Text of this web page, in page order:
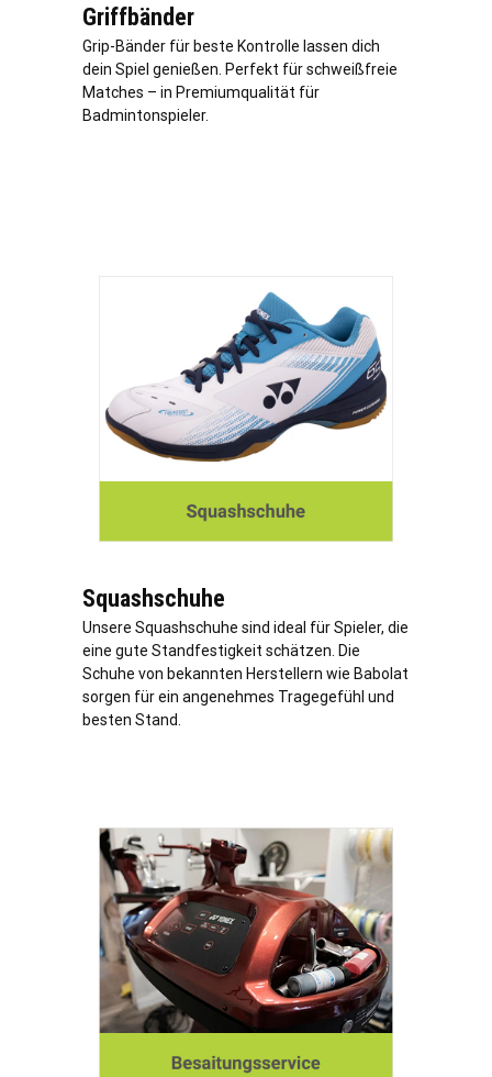
Griffbänder
Grip-Bänder für beste Kontrolle lassen dich
dein Spiel genießen. Perfekt für schweißfreie
Matches – in Premiumqualität für
Badmintonspieler.
Squashschuhe
Unsere Squashschuhe sind ideal für Spieler, die
eine gute Standfestigkeit schätzen. Die
Schuhe von bekannten Herstellern wie Babolat
sorgen für ein angenehmes Tragegefühl und
besten Stand.